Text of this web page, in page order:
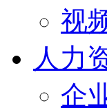
视
人力
企